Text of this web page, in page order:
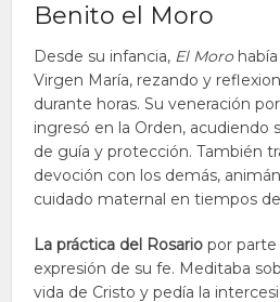
Benito el Moro
Desde su infancia, El Morohabía
Virgen María, rezando y
durante horas. Su veneración
ingresó en la Orden, acudiendo
de guía y protección. También
devoción con los demás,
cuidado maternal en tiempos
La práctica del Rosario por parte
expresión de su fe. Meditaba
vida de Cristo y pedía la